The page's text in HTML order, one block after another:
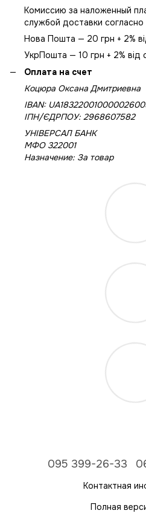
Комиссию за наложенный
службой доставки
Нова Пошта — 20 грн + 2%
УкрПошта — 10 грн + 2% від
Оплата на счет
Коцюра Оксана Дмитриевна
IBAN:
IПН/ЄДРПОУ: 2968607582
УНІВЕРСАЛ БАНК
МФО 322001
Назначение: За товар
095 399-26-33
Контактная
Полная